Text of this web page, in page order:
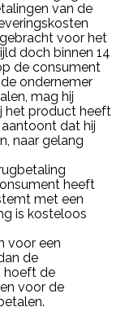
van de
voor het
doch binnen 14
de consument
ondernemer
mag hij
het product heeft
dat hij
naar gelang
heeft
met een
is kosteloos
voor een
de
hoeft de
voor de